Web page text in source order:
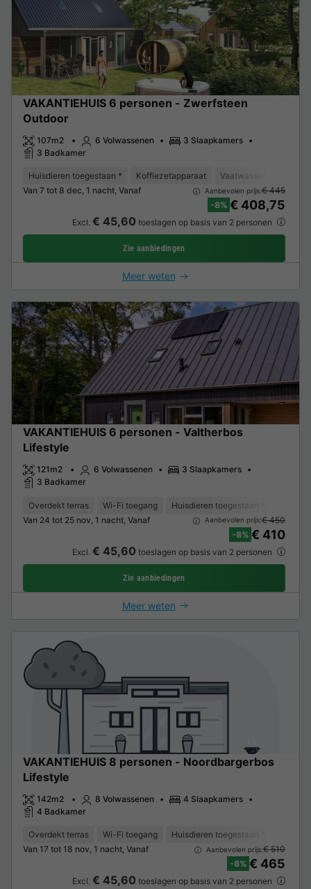
VAKANTIEHUIS 6 personen - Zwerfsteen
Outdoor
107m2 6 Volwassenen
3 Slaapkamers
3 Badkamer
Huisdieren toegestaan * Koffiezetapparaat Vaatwasser
Van 7 tot 8 dec, 1 nacht, Vanaf
Aanbevolen prijs:€ 445
-8% € 408,75
Excl. € 45,60 toeslagen op basis van 2 personen
Zie aanbiedingen
Meer weten
VAKANTIEHUIS 6 personen - Valtherbos
Lifestyle
121m2 6 Volwassenen
3 Slaapkamers
3 Badkamer
Overdekt terras Wi-Fi toegang Huisdieren toegestaan *
Van 24 tot 25 nov, 1 nacht, Vanaf
Aanbevolen prijs:€ 450
-8% € 410
Excl. € 45,60 toeslagen op basis van 2 personen
Zie aanbiedingen
Meer weten
VAKANTIEHUIS 8 personen - Noordbargerbos
Lifestyle
142m2 8 Volwassenen
4 Slaapkamers
4 Badkamer
Overdekt terras Wi-Fi toegang Huisdieren toegestaan *
Van 17 tot 18 nov, 1 nacht, Vanaf
Aanbevolen prijs:€ 510
-8% € 465
Excl. € 45,60 toeslagen op basis van 2 personen